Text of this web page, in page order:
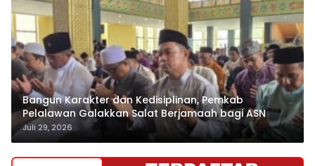
Bangun Karakter dan Kedisiplinan, Pemkab
Pelalawan Galakkan Salat Berjamaah bagi ASN
Juli 29, 2026